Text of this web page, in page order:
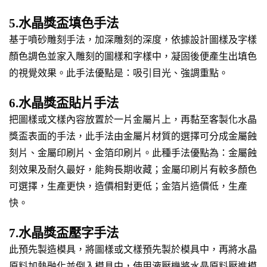
5.水晶獎盃填色手法
基于噴砂雕刻手法，加深雕刻的深度，依據設計圖樣及字樣
顏色調色並家入雕刻的圖樣和字樣中，凝固後便產生出填色
的視覺效果。此手法優點是：吸引目光、強調重點。
6.水晶獎盃貼片手法
把圖樣或文樣內容放置於一片金屬片上，再黏至客製化水晶
獎盃表面的手法，此手法由金屬片材質的選擇可分成金屬蝕
刻片、金屬印刷片、金箔印刷片。此種手法優點為：金屬蝕
刻效果及耐久最好，能夠長期收藏；金屬印刷片有較多顏色
可選擇，生產更快，造價相對更低；金箔片造價低，生產
快。
7.水晶獎盃壓字手法
此預先製造模具，將圖樣或文樣預先製於模具中，再將水晶